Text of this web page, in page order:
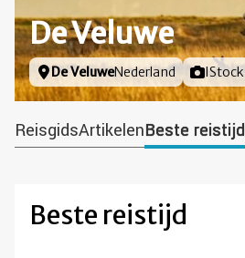
De Veluwe
Locatie
De VeluweNederland Foto door
IStock
ReisgidsArtikelenBeste reistijd
Beste reistijd